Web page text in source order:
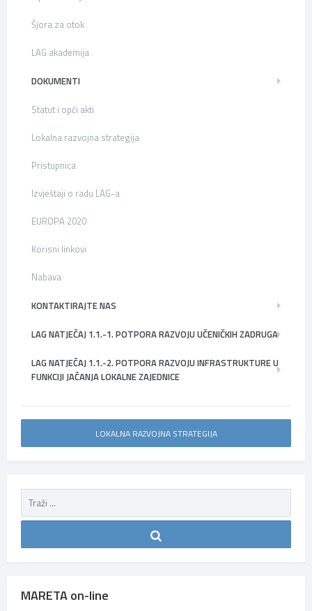
Šjora za otok
LAG akademija
DOKUMENTI
Statut i opći akti
Lokalna razvojna strategija
Pristupnica
Izvještaji o radu LAG-a
EUROPA 2020
Korisni linkovi
Nabava
KONTAKTIRAJTE NAS
LAG NATJEČAJ 1.1.-1. POTPORA RAZVOJU UČENIČKIH ZADRUGA
LAG NATJEČAJ 1.1.-2. POTPORA RAZVOJU INFRASTRUKTURE U
FUNKCIJI JAČANJA LOKALNE ZAJEDNICE
LOKALNA RAZVOJNA STRATEGIJA
MARETA on-line